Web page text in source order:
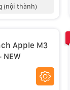
(nội thành)
Apple M3
NEW